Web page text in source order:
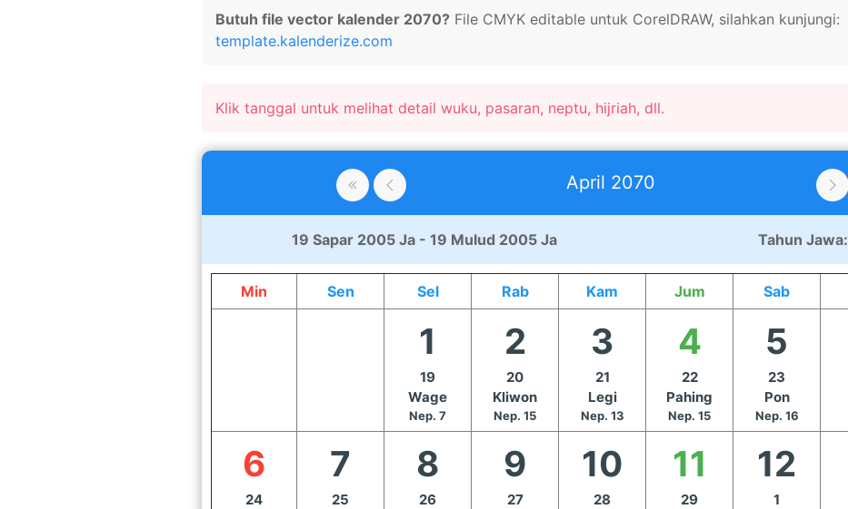
Butuh file vector kalender 2070? File CMYK editable untuk CorelDRAW, silahkan kunjungi:
template.kalenderize.com
Klik tanggal untuk melihat detail wuku, pasaran, neptu, hijriah, dll.
April 2070
19 Sapar 2005 Ja - 19 Mulud 2005 Ja Tahun Jawa:
Min Sen Sel Rab Kam Jum Sab
1
19
Wage
Nep. 7
2
20
Kliwon
Nep. 15
3
21
Legi
Nep. 13
4
22
Pahing
Nep. 15
5
23
Pon
Nep. 16
6
24
7
25
8
26
9
27
10
28
11
29
12
1